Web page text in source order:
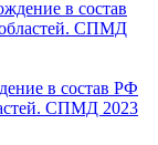
в состав РФ
СПМД 2023